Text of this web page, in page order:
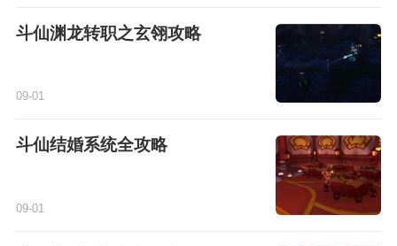
斗仙渊龙转职之玄翎攻略
09-01
斗仙结婚系统全攻略
09-01